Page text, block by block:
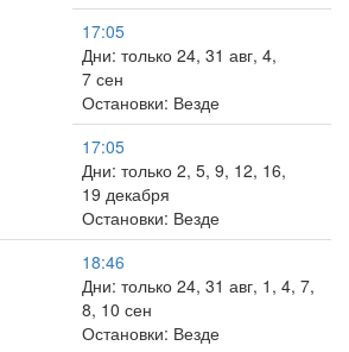
17:05
Дни: только 24, 31 авг, 4,
7 сен
Остановки: Везде
17:05
Дни: только 2, 5, 9, 12, 16,
19 декабря
Остановки: Везде
18:46
Дни: только 24, 31 авг, 1, 4, 7,
8, 10 сен
Остановки: Везде